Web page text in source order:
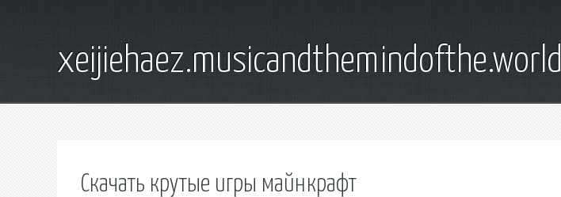
xeijiehaez.musicandthemindofthe.world
Скачать крутые игры майнкрафт